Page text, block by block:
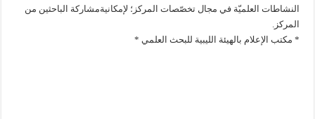
النشاطات العلميّة في مجال تخصّصات المركز؛ لإمكانيةمشاركة الباحثين من
المركز.
* مكتب الإعلام بالهيئة الليبية للبحث العلمي *